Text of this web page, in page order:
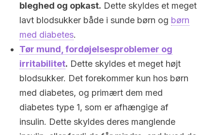
bleghed og opkast. Dette skyldes et meget
lavt blodsukker både i sunde børn og børn
med diabetes.
Tør mund, fordøjelsesproblemer og
irritabilitet. Dette skyldes et meget højt
blodsukker. Det forekommer kun hos børn
med diabetes, og primært dem med
diabetes type 1, som er afhængige af
insulin. Dette skyldes deres manglende